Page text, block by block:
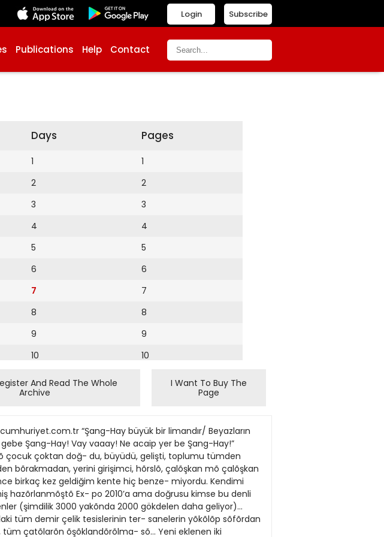
Subscribe
Login
Publications Help Contact
Days
1
2
3
4
5
6
7
8
9
10
11
12
14
15
16
17
18
Pages
1
2
3
4
5
6
7
8
9
10
14
15
16
17
18
And Read The Whole
Archive
I Want To Buy The
Page
“Şang-Hay büyük bir limandır/ Beyazların
gebe Şang-Hay! Vay vaaay! Ne acaip yer be Şang-Hay!”
çocuk çoktan doğ- du, büyüdü, gelişti, toplumu tümden
bõrakmadan, yerini girişimci, hõrslõ, çalõşkan mõ çalõşkan
birkaç kez geldiğim kente hiç benze- miyordu. Kendimi
Ex- po 2010’a ama doğrusu kimse bu denli
(şimdilik 3000 yakõnda 2000 gökdelen daha geliyor)…
tüm demir çelik tesislerinin ter- sanelerin yõkõlõp sõfõrdan
çatõlarõn õşõklandõrõlma- sõ… Yeni eklenen iki